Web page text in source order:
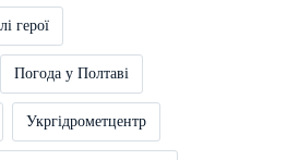
герої
Погода у Полтаві
Укргідрометцентр